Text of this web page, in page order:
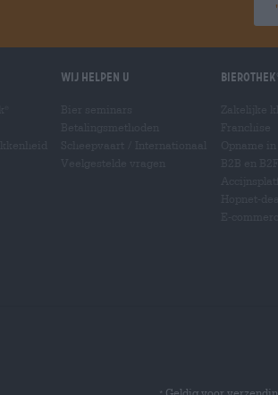
Wij helpen u Bierothek
Geldig voor